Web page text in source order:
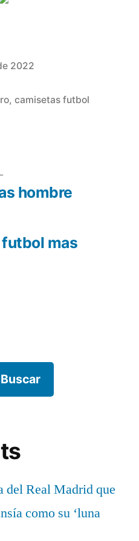
2022
, camisetas futbol
mas
Entrada
siguiente:
hombre
Buscar
del Real Madrid que
como su ‘luna